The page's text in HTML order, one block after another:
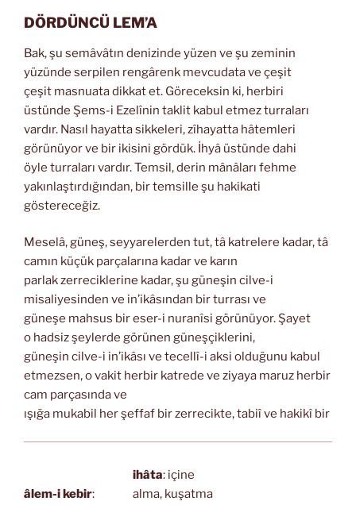
DÖRDÜNCÜ LEM’A
Bak, şu semâvâtın denizinde yüzen ve şu zeminin
yüzünde serpilen rengârenk mevcudata ve çeşit
çeşit masnuata dikkat et. Göreceksin ki, herbiri
üstünde Şems-i Ezelînin taklit kabul etmez turraları
vardır. Nasıl hayatta sikkeleri, zîhayatta hâtemleri
görünüyor ve bir ikisini gördük. İhyâ üstünde dahi
öyle turraları vardır. Temsil, derin mânâları fehme
yakınlaştırdığından, bir temsille şu hakikati
göstereceğiz.
Meselâ, güneş, seyyarelerden tut, tâ katrelere kadar, tâ
camın küçük parçalarına kadar ve karın
parlak zerreciklerine kadar, şu güneşin cilve-i
misaliyesinden ve in’ikâsından bir turrası ve
güneşe mahsus bir eser-i nuranîsi görünüyor. Şayet
o hadsiz şeylerde görünen güneşçiklerini,
güneşin cilve-i in’ikâsı ve tecellî-i aksi olduğunu kabul
etmezsen, o vakit herbir katrede ve ziyaya maruz herbir
cam parçasında ve
ışığa mukabil her şeffaf bir zerrecikte, tabiî ve hakikî bir
âlem-i kebir:
ihâta: içine
alma, kuşatma